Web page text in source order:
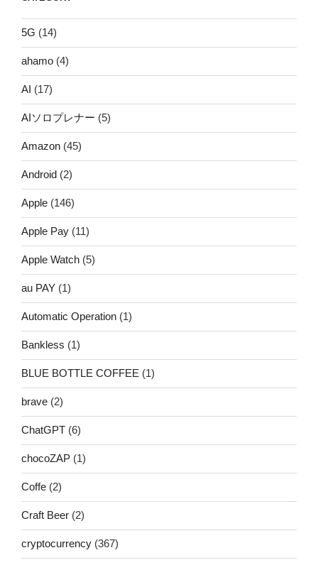
5G (14)
ahamo (4)
AI (17)
AIソロプレナー (5)
Amazon (45)
Android (2)
Apple (146)
Apple Pay (11)
Apple Watch (5)
au PAY (1)
Automatic Operation (1)
Bankless (1)
BLUE BOTTLE COFFEE (1)
brave (2)
ChatGPT (6)
chocoZAP (1)
Coffe (2)
Craft Beer (2)
cryptocurrency (367)